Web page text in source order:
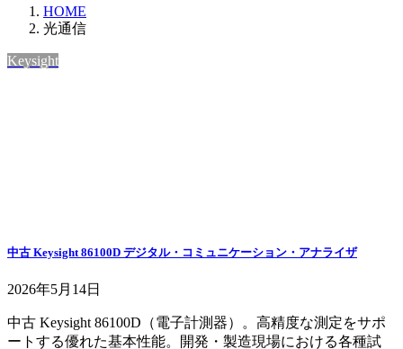
HOME
光通信
Keysight
中古 Keysight 86100D デジタル・コミュニケーション・アナライザ
2026年5月14日
中古 Keysight 86100D（電子計測器）。高精度な測定をサポ
ートする優れた基本性能。開発・製造現場における各種試